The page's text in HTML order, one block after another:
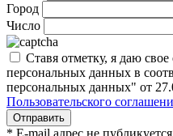
Город
Число
Ставя отметку, я даю
персональных данных в
персональных данных" от
Пользовательского
* E-mail адрес не